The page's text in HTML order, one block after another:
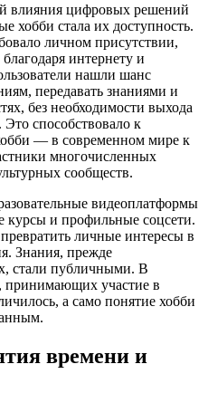
влияния цифровых решений
хобби стала их доступность.
личном присутствии,
интернету и
нашли шанс
передавать знаниями и
без необходимости выхода
Это способствовало к
— в современном мире к
многочисленных
сообществ.
видеоплатформы
курсы и профильные соцсети.
личные интересы в
Знания, прежде
стали публичными. В
принимающих участие в
а само понятие хобби
времени и